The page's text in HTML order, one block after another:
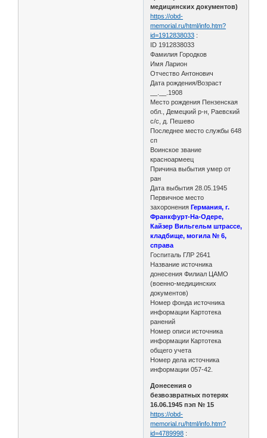
медицинских документов)
https://obd-
memorial.ru/html/info.htm?
id=1912838033 :
ID 1912838033
Фамилия Городков
Имя Ларион
Отчество Антонович
Дата рождения/Возраст
__.__.1908
Место рождения Пензенская
обл., Демецкий р-н, Раевский
с/с, д. Пешево
Последнее место службы 648
сп
Воинское звание
красноармеец
Причина выбытия умер от
ран
Дата выбытия 28.05.1945
Первичное место
захороненияГермания, г.
Франкфурт-На-Одере,
Кайзер Вильгельм штрассе,
кладбище, могила № 6,
справа
Госпиталь ГЛР 2641
Название источника
донесения Филиал ЦАМО
(военно-медицинских
документов)
Номер фонда источника
информации Картотека
ранений
Номер описи источника
информации Картотека
общего учета
Номер дела источника
информации 057-42.
Донесения о
безвозвратных потерях
16.06.1945 пэп № 15
https://obd-
memorial.ru/html/info.htm?
id=4789998 :